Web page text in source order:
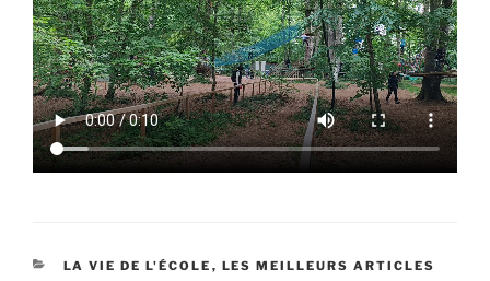
CATÉGORIES
LA VIE DE L'ÉCOLE , LES MEILLEURS ARTICLES